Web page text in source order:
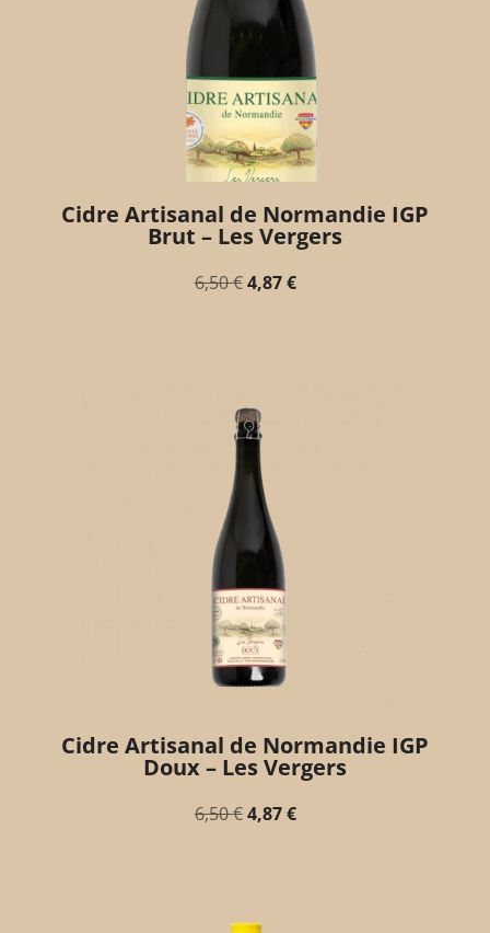
Cidre Artisanal de Normandie IGP
Brut – Les Vergers
6,50€ 4,87€
Cidre Artisanal de Normandie IGP
Doux – Les Vergers
6,50€ 4,87€